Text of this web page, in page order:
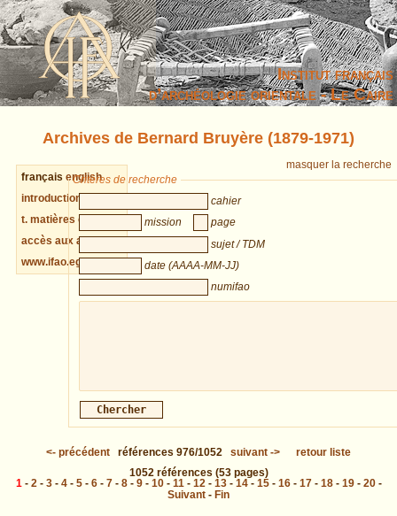
Institut français
d’archéologie orientale - Le Caire
Archives de Bernard Bruyère (1879-1971)
français english
introduction cahiers
t. matières cahiers
accès aux archives
www.ifao.egnet.net
masquer la recherche
Critères de recherche
cahier
mission
page
sujet / TDM
date (AAAA-MM-JJ)
numifao
<- précédent références 976/1052 suivant ->
retour liste
1052 références (53 pages)
1 - 2 - 3- 4- 5- 6- 7- 8- 9- 10- 11 - 12 - 13- 14- 15- 16- 17- 18- 19- 20-
Suivant - Fin